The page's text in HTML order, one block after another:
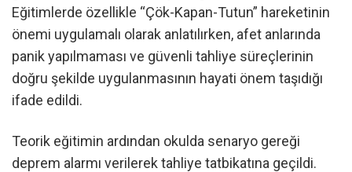
Eğitimlerde özellikle “Çök-Kapan-Tutun” hareketinin
önemi uygulamalı olarak anlatılırken, afet anlarında
panik yapılmaması ve güvenli tahliye süreçlerinin
doğru şekilde uygulanmasının hayati önem taşıdığı
ifade edildi.
Teorik eğitimin ardından okulda senaryo gereği
deprem alarmı verilerek tahliye tatbikatına geçildi.